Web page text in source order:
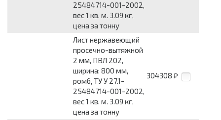
25484714-001-2002,
вес 1 кв. м. 3.09 кг,
цена за тонну
Лист нержавеющий
просечно-вытяжной
2 мм, ПВЛ 202,
ширина: 800 мм,
ромб, ТУ У 27.1-
25484714-001-2002,
вес 1 кв. м. 3.09 кг,
цена за тонну
304308 ₽